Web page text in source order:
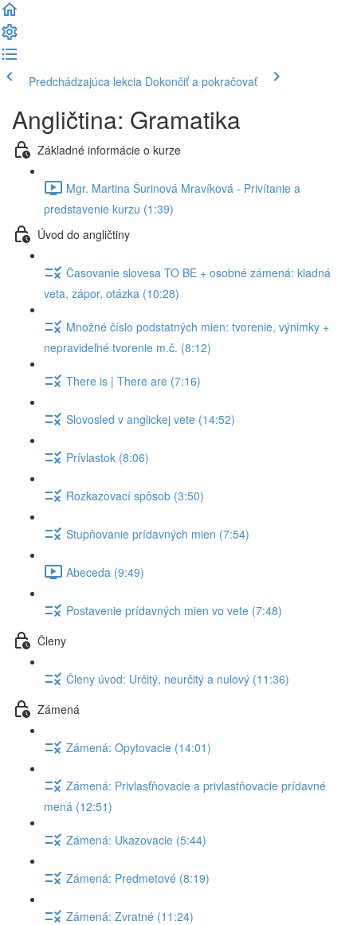
Predchádzajúca lekcia Dokončiť a pokračovať
Angličtina: Gramatika
Základné informácie o kurze
Mgr. Martina Šurinová Mravíková - Privítanie a
predstavenie kurzu (1:39)
Úvod do angličtiny
Časovanie slovesa TO BE + osobné zámená: kladná
veta, zápor, otázka (10:28)
Množné číslo podstatných mien: tvorenie, výnimky +
nepravideľné tvorenie m.č. (8:12)
There is | There are (7:16)
Slovosled v anglickej vete (14:52)
Prívlastok (8:06)
Rozkazovací spôsob (3:50)
Stupňovanie prídavných mien (7:54)
Abeceda (9:49)
Postavenie prídavných mien vo vete (7:48)
Členy
Členy úvod: Určitý, neurčitý a nulový (11:36)
Zámená
Zámená: Opytovacie (14:01)
Zámená: Privlasťňovacie a privlastňovacie prídavné
mená (12:51)
Zámená: Ukazovacie (5:44)
Zámená: Predmetové (8:19)
Zámená: Zvratné (11:24)